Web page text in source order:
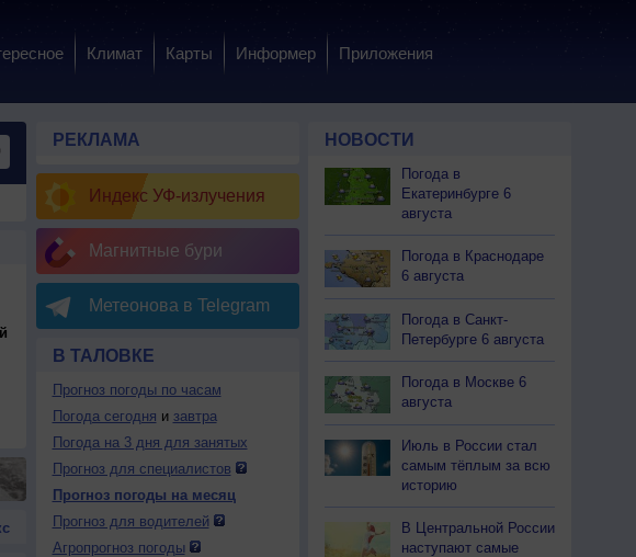
Климат Карты Информер Приложения
РЕКЛАМА
Индекс УФ-излучения
Магнитные бури
Метеонова в Telegram
В ТАЛОВКЕ
Прогноз погоды по часам
Погода сегодня и завтра
Погода на 3 дня для занятых
Прогноз для специалистов
Прогноз погоды на месяц
Прогноз для водителей
Агропрогноз погоды
НОВОСТИ
Погода в
Екатеринбурге 6
августа
Погода в Краснодаре
6 августа
Погода в Санкт-
Петербурге 6 августа
Погода в Москве 6
августа
Июль в России стал
самым тёплым за всю
историю
В Центральной России
наступают самые